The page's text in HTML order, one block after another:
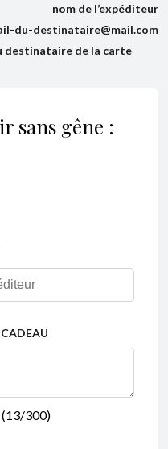
nom de l’expéditeur
du-destinataire@mail.com
destinataire de la carte
sans gêne :
13/300)